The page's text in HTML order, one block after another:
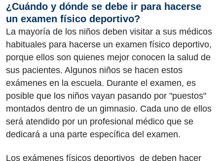
¿Cuándo y dónde se debe ir para hacerse
un examen físico deportivo?
La mayoría de los niños deben visitar a sus médicos
habituales para hacerse un examen físico deportivo,
porque ellos son quienes mejor conocen la salud de
sus pacientes. Algunos niños se hacen estos
exámenes en la escuela. Durante el examen, es
posible que los niños vayan pasando por "puestos"
montados dentro de un gimnasio. Cada uno de ellos
será atendido por un profesional médico que se
dedicará a una parte específica del examen.
Los exámenes físicos deportivos de deben hacer